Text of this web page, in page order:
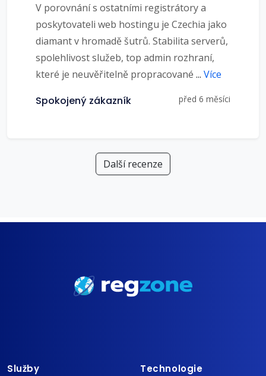
V porovnání s ostatními registrátory a
poskytovateli web hostingu je Czechia jako
diamant v hromadě šutrů. Stabilita serverů,
spolehlivost služeb, top admin rozhraní,
které je neuvěřitelně propracované ... Více
Spokojený zákazník před 6 měsíci
Další recenze
Služby Technologie